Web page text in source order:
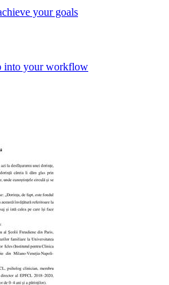
your goals
into your workflow